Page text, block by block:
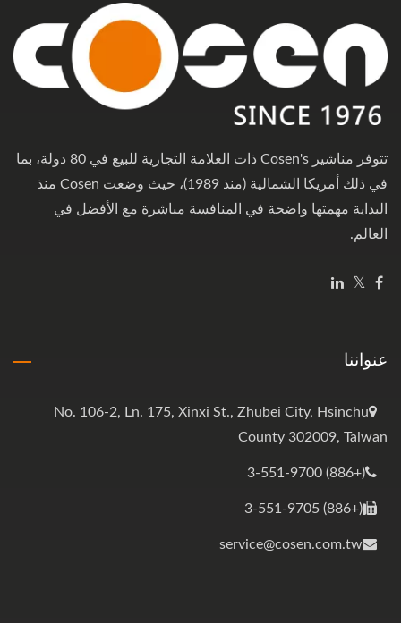
تتوفر مناشير Cosen's ذات العلامة التجارية للبيع في 80 دولة، بما
في ذلك أمريكا الشمالية (منذ 1989)، حيث وضعت Cosen منذ
البداية مهمتها واضحة في المنافسة مباشرة مع الأفضل في
العالم.
عنواننا
No. 106-2, Ln. 175, Xinxi St., Zhubei City, Hsinchu
County 302009, Taiwan
(+886) 3-551-9700
(+886) 3-551-9705
service@cosen.com.tw